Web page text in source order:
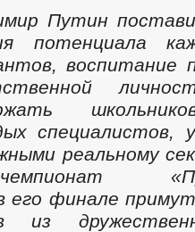
Путин
потенциала
воспитание
специалистов,
реальному
его финале
из